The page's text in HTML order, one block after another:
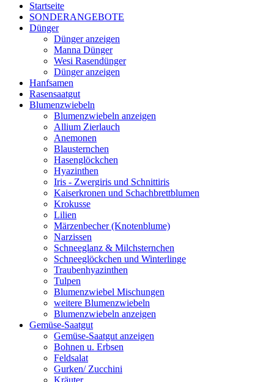
Startseite
SONDERANGEBOTE
Dünger
Dünger anzeigen
Manna Dünger
Wesi Rasendünger
Dünger anzeigen
Hanfsamen
Rasensaatgut
Blumenzwiebeln
Blumenzwiebeln anzeigen
Allium Zierlauch
Anemonen
Blausternchen
Hasenglöckchen
Hyazinthen
Iris - Zwergiris und Schnittiris
Kaiserkronen und Schachbrettblumen
Krokusse
Lilien
Märzenbecher (Knotenblume)
Narzissen
Schneeglanz & Milchsternchen
Schneeglöckchen und Winterlinge
Traubenhyazinthen
Tulpen
Blumenzwiebel Mischungen
weitere Blumenzwiebeln
Blumenzwiebeln anzeigen
Gemüse-Saatgut
Gemüse-Saatgut anzeigen
Bohnen u. Erbsen
Feldsalat
Gurken/ Zucchini
Kräuter